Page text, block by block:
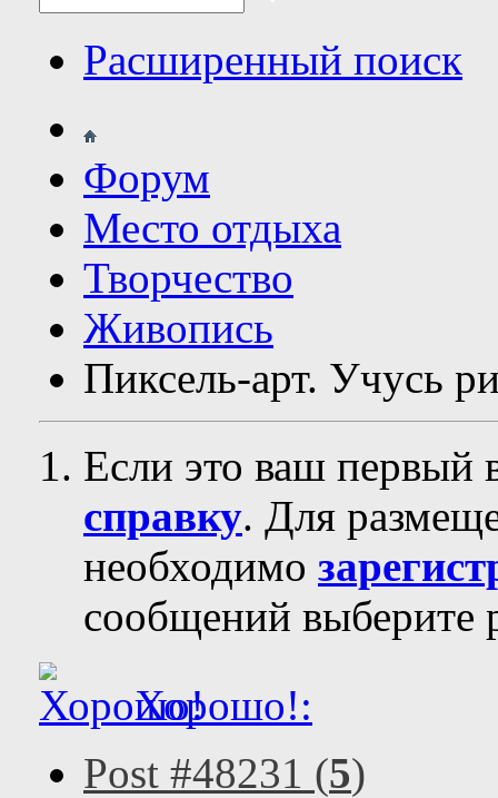
Расширенный поиск
Форум
Место отдыха
Творчество
Живопись
Пиксель-арт. Учусь
Если это ваш первый
справку. Для
необходимо
сообщений выберите
Хорошо!:
Post #48231 (5)